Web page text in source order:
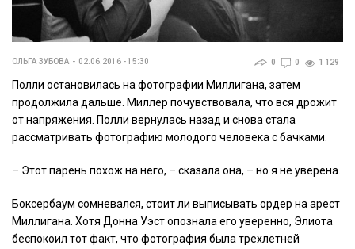
ОЛЬГА ЗУБОВА 02.06.2016 - 15:30 0 0 1 129
Полли остановилась на фотографии Миллигана, затем
продолжила дальше. Миллер почувствовала, что вся дрожит
от напряжения. Полли вернулась назад и снова стала
рассматривать фотографию молодого человека с бачками.
– Этот парень похож на него, – сказала она, – но я не уверена.
Боксербаум сомневался, стоит ли выписывать ордер на арест
Миллигана. Хотя Донна Уэст опознала его уверенно, Элиота
беспокоил тот факт, что фотография была трехлетней